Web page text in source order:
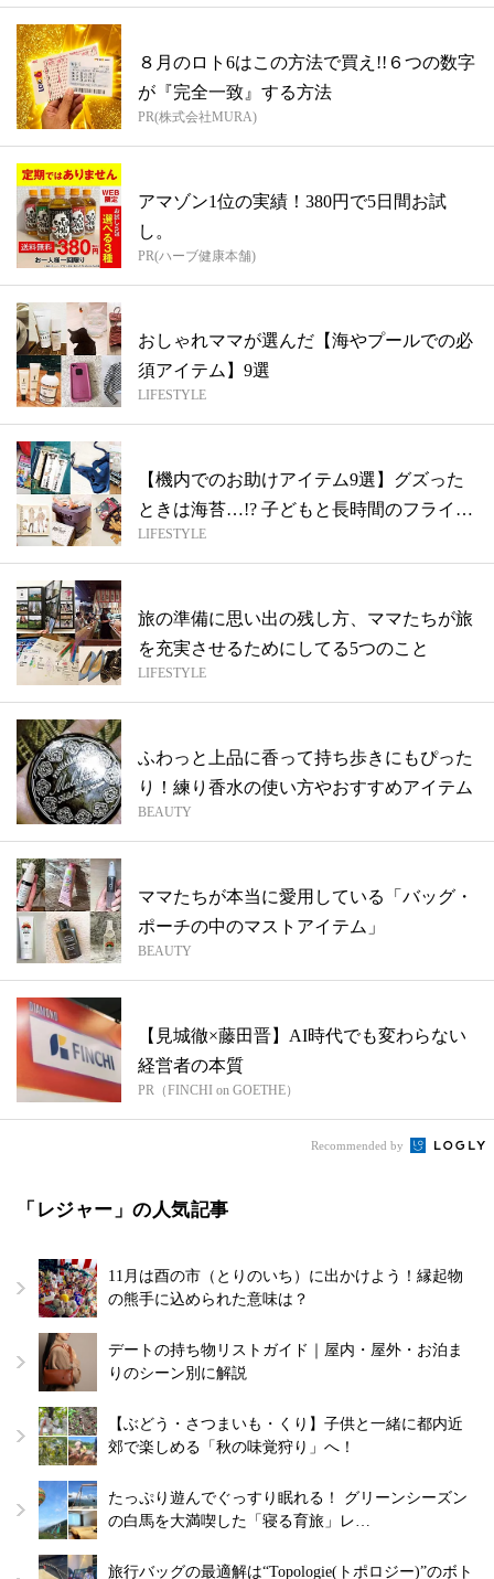
８月のロト6はこの方法で買え!!６つの数字
が『完全一致』する方法
PR(株式会社MURA)
アマゾン1位の実績！380円で5日間お試
し。
PR(ハーブ健康本舗)
おしゃれママが選んだ【海やプールでの必
須アイテム】9選
LIFESTYLE
【機内でのお助けアイテム9選】グズった
ときは海苔…!? 子どもと長時間のフライ
ト...
LIFESTYLE
旅の準備に思い出の残し方、ママたちが旅
を充実させるためにしてる5つのこと
LIFESTYLE
ふわっと上品に香って持ち歩きにもぴった
り！練り香水の使い方やおすすめアイテム
BEAUTY
ママたちが本当に愛用している「バッグ・
ポーチの中のマストアイテム」
BEAUTY
【見城徹×藤田晋】AI時代でも変わらない
経営者の本質
PR（FINCHI on GOETHE）
Recommended by
「レジャー」の人気記事
11月は酉の市（とりのいち）に出かけよう！縁起物
の熊手に込められた意味は？
デートの持ち物リストガイド｜屋内・屋外・お泊ま
りのシーン別に解説
【ぶどう・さつまいも・くり】子供と一緒に都内近
郊で楽しめる「秋の味覚狩り」へ！
たっぷり遊んでぐっすり眠れる！ グリーンシーズン
の白馬を大満喫した「寝る育旅」レ…
旅行バッグの最適解は“Topologie(トポロジー)”のボト